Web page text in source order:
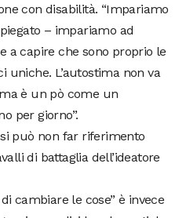
con disabilità. “Impariamo
– impariamo ad
a capire che sono proprio le
uniche. L’autostima non va
è un pò come un
per giorno”.
può non far riferimento
di battaglia dell’ideatore
cambiare le cose” è invece